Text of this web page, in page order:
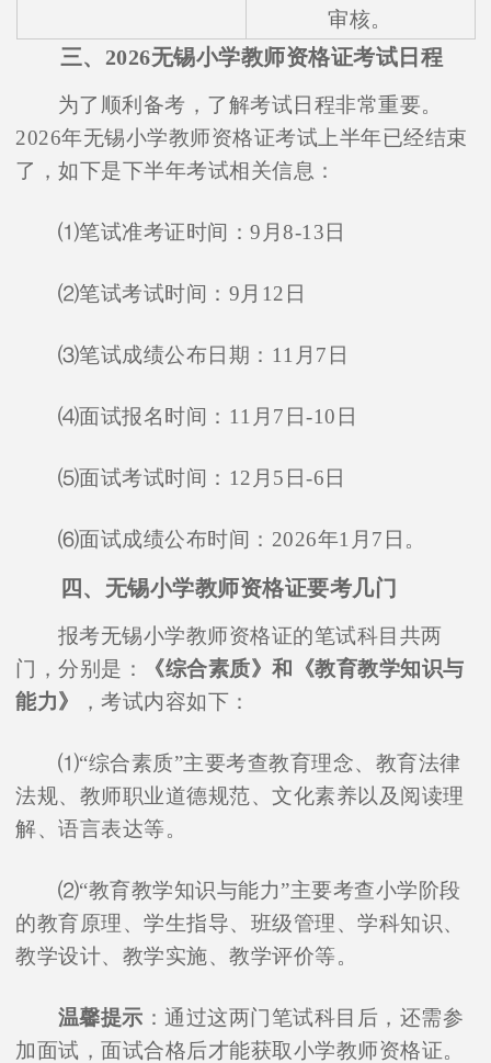
审核。
三、2026无锡小学教师资格证考试日程
为了顺利备考，了解考试日程非常重要。
2026年无锡小学教师资格证考试上半年已经结束
了，如下是下半年考试相关信息：
⑴笔试准考证时间：9月8-13日
⑵笔试考试时间：9月12日
⑶笔试成绩公布日期：11月7日
⑷面试报名时间：11月7日-10日
⑸面试考试时间：12月5日-6日
⑹面试成绩公布时间：2026年1月7日。
四、无锡小学教师资格证要考几门
报考无锡小学教师资格证的笔试科目共两
门，分别是：
《综合素质》和《教育教学知识与
能力》
，考试内容如下：
⑴“综合素质”主要考查教育理念、教育法律
法规、教师职业道德规范、文化素养以及阅读理
解、语言表达等。
⑵“教育教学知识与能力”主要考查小学阶段
的教育原理、学生指导、班级管理、学科知识、
教学设计、教学实施、教学评价等。
温馨提示 ：通过这两门笔试科目后，还需参
加面试，面试合格后才能获取小学教师资格证。